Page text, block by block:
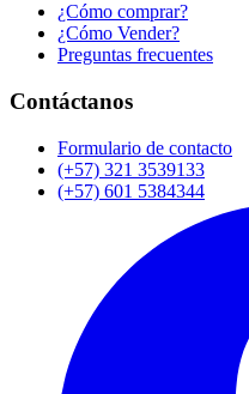
¿Cómo comprar?
¿Cómo Vender?
Preguntas frecuentes
Contáctanos
Formulario de contacto
(+57) 321 3539133
(+57) 601 5384344